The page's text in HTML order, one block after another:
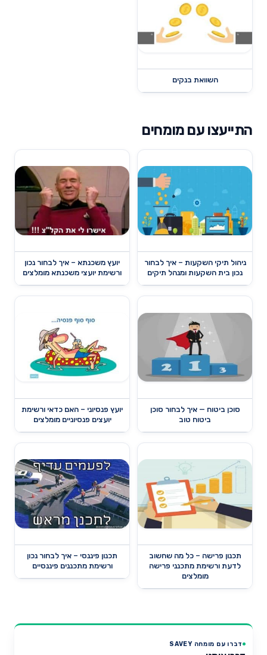
השוואת בנקים
התייעצו עם מומחים
ניהול תיקי השקעות – איך לבחור
נכון בית השקעות ומנהל תיקים
יועץ משכנתא – איך לבחור נכון
ורשימת יועצי משכנתא מומלצים
סוכן ביטוח — איך לבחור סוכן
ביטוח טוב
יועץ פנסיוני – האם כדאי ורשימת
יועצים פנסיוניים מומלצים
תכנון פרישה – כל מה שחשוב
לדעת ורשימת מתכנני פרישה
מומלצים
תכנון פיננסי – איך לבחור נכון
ורשימת מתכננים פיננסיים
דברו עם מומחה SAVEY